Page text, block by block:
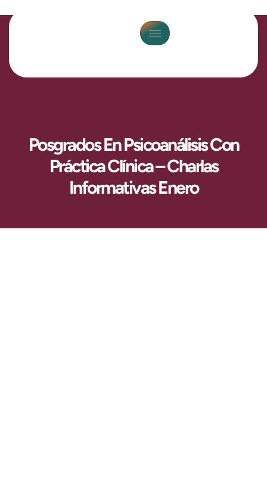
Posgrados En Psicoanálisis Con
Práctica Clínica – Charlas
Informativas Enero